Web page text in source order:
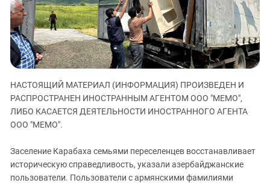
ЗАСТАВЛЯЕТ
КАВКАЗ ЗА ПАЛЕСТИНУ
ИНАКОМЫСЛИЕ В ЧЕЧНЕ
ПРЕСЛЕДОВАНИЕ АКТИВИСТОВ
МОБИЛИЗАЦИЯ И ПРОТЕСТЫ
Дагестан
Ингушетия
Кабардино-Балкария
Калмыкия
Карачаево-Черкесия
Краснодарский край
Нагорный Карабах
Северная Осетия - Алания
НАСТОЯЩИЙ МАТЕРИАЛ (ИНФОРМАЦИЯ) ПРОИЗВЕДЕН И
РАСПРОСТРАНЕН ИНОСТРАННЫМ АГЕНТОМ ООО "МЕМО",
ЛИБО КАСАЕТСЯ ДЕЯТЕЛЬНОСТИ ИНОСТРАННОГО АГЕНТА
ООО "МЕМО".
Заселение Карабаха семьями переселенцев восстанавливает
историческую справедливость, указали азербайджанские
пользователи. Пользователи с армянскими фамилиями